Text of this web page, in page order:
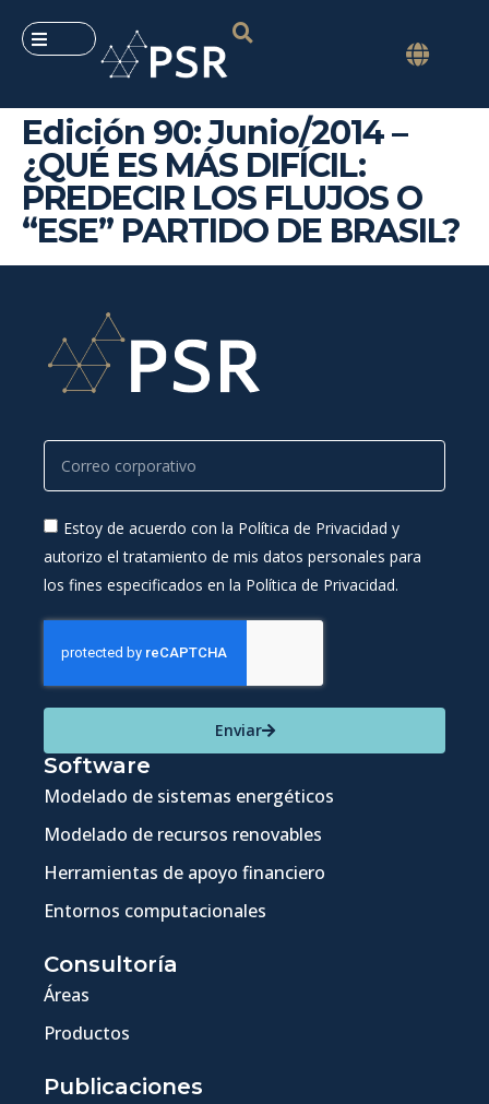
Edición 90: Junio/2014 –
¿QUÉ ES MÁS DIFÍCIL:
PREDECIR LOS FLUJOS O
“ESE” PARTIDO DE BRASIL?
Estoy de acuerdo con la Política de Privacidad y
autorizo el tratamiento de mis datos personales para
los fines especificados en la Política de Privacidad.
Enviar
Software
Modelado de sistemas energéticos
Modelado de recursos renovables
Herramientas de apoyo financiero
Entornos computacionales
Consultoría
Áreas
Productos
Publicaciones